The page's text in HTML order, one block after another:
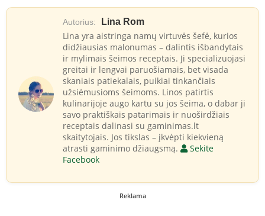
Autorius: Lina Rom
Lina yra aistringa namų virtuvės šefė, kurios
didžiausias malonumas – dalintis išbandytais
ir mylimais šeimos receptais. Ji specializuojasi
greitai ir lengvai paruošiamais, bet visada
skaniais patiekalais, puikiai tinkančiais
užsiėmusioms šeimoms. Linos patirtis
kulinarijoje augo kartu su jos šeima, o dabar ji
savo praktiškais patarimais ir nuoširdžiais
receptais dalinasi su gaminimas.lt
skaitytojais. Jos tikslas – įkvėpti kiekvieną
atrasti gaminimo džiaugsmą.
Sekite
Facebook
Reklama